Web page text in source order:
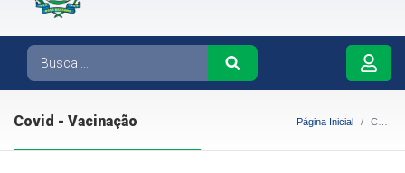
Covid - Vacinação Página Inicial Covid - Vacinação